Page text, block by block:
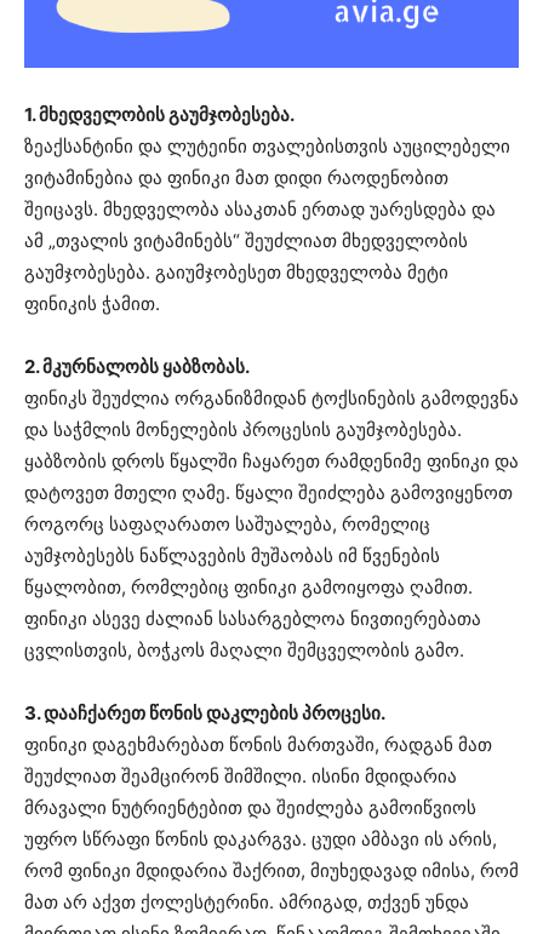
1. მხედველობის გაუმჯობესება.
ზეაქსანტინი და ლუტეინი თვალებისთვის აუცილებელი
ვიტამინებია და ფინიკი მათ დიდი რაოდენობით
შეიცავს. მხედველობა ასაკთან ერთად უარესდება და
ამ „თვალის ვიტამინებს“ შეუძლიათ მხედველობის
გაუმჯობესება. გაიუმჯობესეთ მხედველობა მეტი
ფინიკის ჭამით.
2. მკურნალობს ყაბზობას.
ფინიკს შეუძლია ორგანიზმიდან ტოქსინების გამოდევნა
და საჭმლის მონელების პროცესის გაუმჯობესება.
ყაბზობის დროს წყალში ჩაყარეთ რამდენიმე ფინიკი და
დატოვეთ მთელი ღამე. წყალი შეიძლება გამოვიყენოთ
როგორც საფაღარათო საშუალება, რომელიც
აუმჯობესებს ნაწლავების მუშაობას იმ წვენების
წყალობით, რომლებიც ფინიკი გამოიყოფა ღამით.
ფინიკი ასევე ძალიან სასარგებლოა ნივთიერებათა
ცვლისთვის, ბოჭკოს მაღალი შემცველობის გამო.
3. დააჩქარეთ წონის დაკლების პროცესი.
ფინიკი დაგეხმარებათ წონის მართვაში, რადგან მათ
შეუძლიათ შეამცირონ შიმშილი. ისინი მდიდარია
მრავალი ნუტრიენტებით და შეიძლება გამოიწვიოს
უფრო სწრაფი წონის დაკარგვა. ცუდი ამბავი ის არის,
რომ ფინიკი მდიდარია შაქრით, მიუხედავად იმისა, რომ
მათ არ აქვთ ქოლესტერინი. ამრიგად, თქვენ უნდა